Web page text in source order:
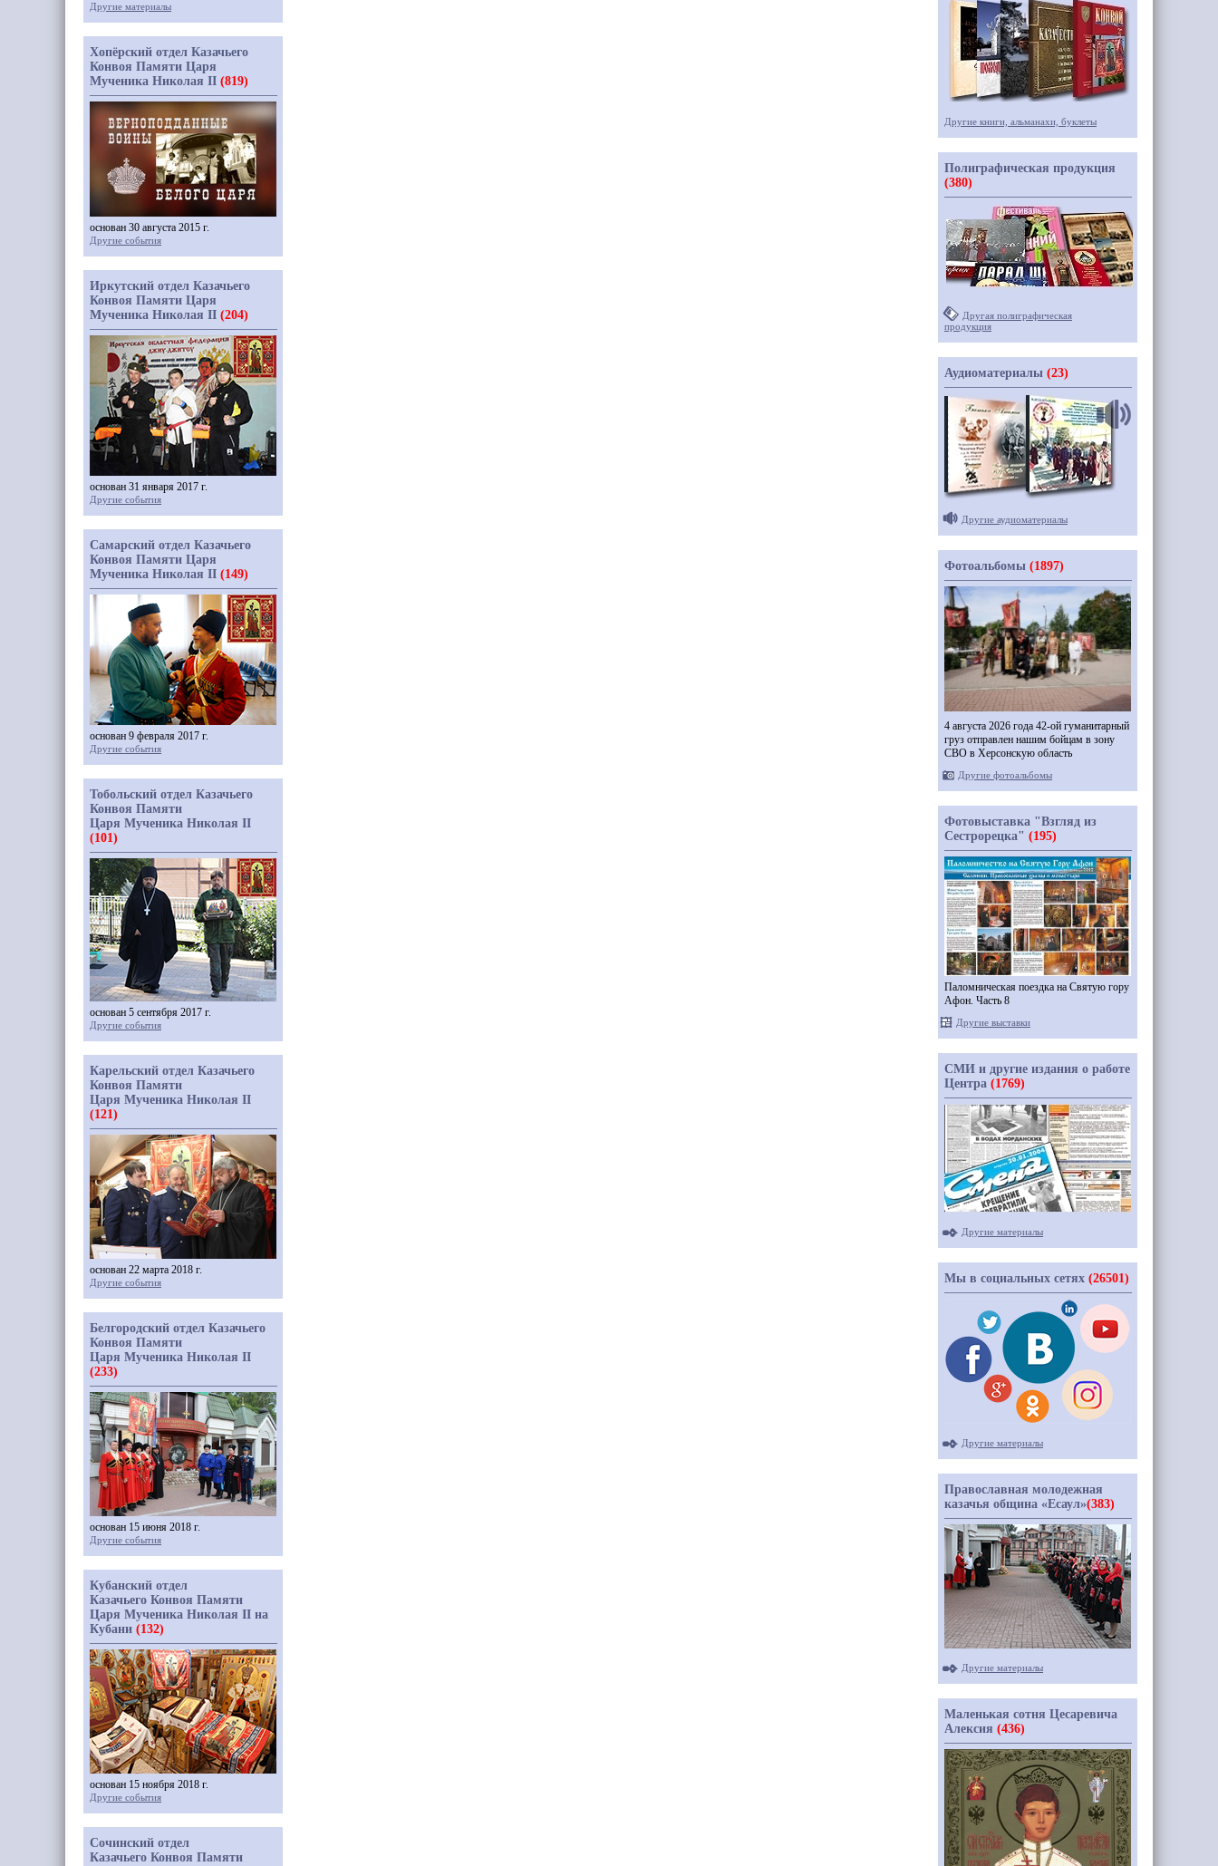
Другие материалы
Хопёрский отдел Казачьего
Конвоя Памяти Царя
Мученика Николая II (819)
основан 30 августа 2015 г.
Другие события
Иркутский отдел Казачьего
Конвоя Памяти Царя
Мученика Николая II (204)
основан 31 января 2017 г.
Другие события
Самарский отдел Казачьего
Конвоя Памяти Царя
Мученика Николая II (149)
основан 9 февраля 2017 г.
Другие события
Тобольский отдел Казачьего
Конвоя Памяти
Царя Мученика Николая II
(101)
основан 5 сентября 2017 г.
Другие события
Карельский отдел Казачьего
Конвоя Памяти
Царя Мученика Николая II
(121)
основан 22 марта 2018 г.
Другие события
Белгородский отдел Казачьего
Конвоя Памяти
Царя Мученика Николая II
(233)
основан 15 июня 2018 г.
Другие события
Кубанский отдел
Казачьего Конвоя Памяти
Царя Мученика Николая II на
Кубани (132)
основан 15 ноября 2018 г.
Другие события
Сочинский отдел
Казачьего Конвоя Памяти
Другие книги, альманахи, буклеты
Полиграфическая продукция
(380)
Другая полиграфическая
продукция
Аудиоматериалы (23)
Другие аудиоматериалы
Фотоальбомы (1897)
4 августа 2026 года 42-ой гуманитарный
груз отправлен нашим бойцам в зону
СВО в Херсонскую область
Другие фотоальбомы
Фотовыставка "Взгляд из
Сестрорецка" (195)
Паломническая поездка на Святую гору
Афон. Часть 8
Другие выставки
СМИ и другие издания о работе
Центра (1769)
Другие материалы
Мы в социальных сетях (26501)
Другие материалы
Православная молодежная
казачья община «Есаул»(383)
Другие материалы
Маленькая сотня Цесаревича
Алексия (436)